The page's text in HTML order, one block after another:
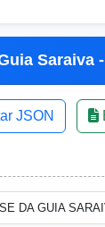
Saraiva
JSON
DA GUIA